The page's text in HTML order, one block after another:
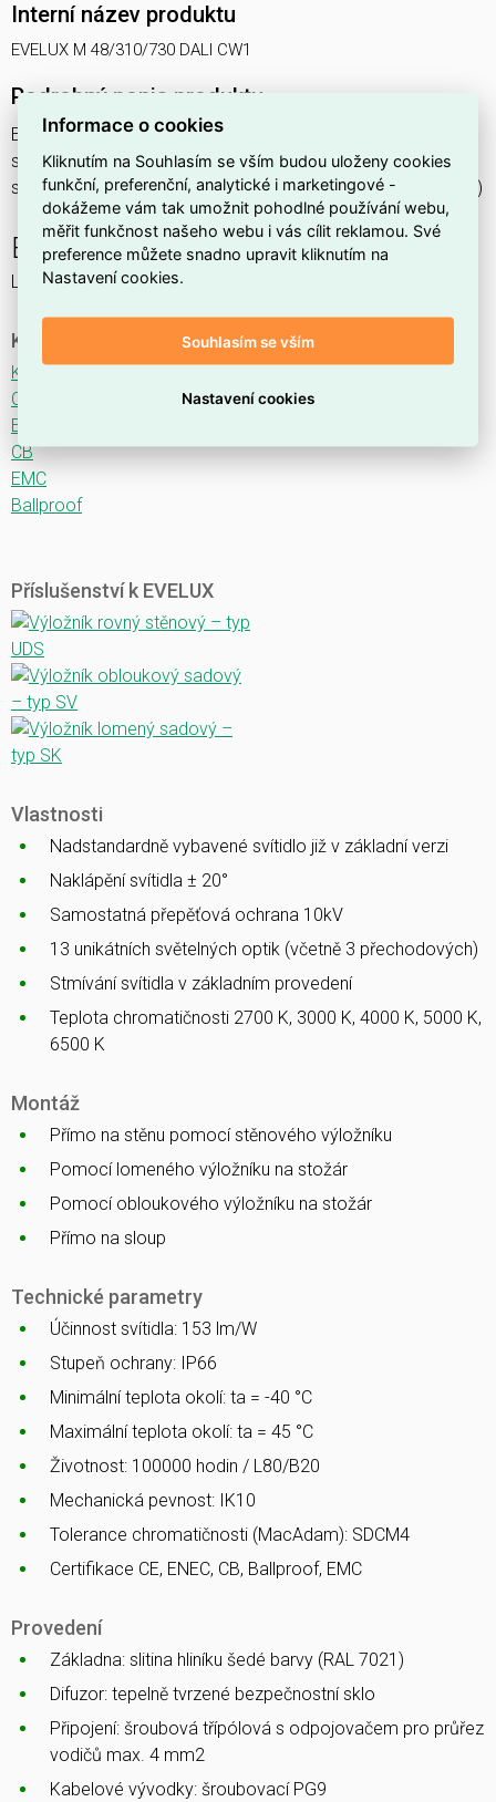
Interní název produktu
EVELUX M 48/310/730 DALI CW1
Podrobný popis produktu
EVELUX M 48/310/730 DALI CW1 54W IP66
svítidlo pouliční s modulem LED, spektrum 730A3, regulace
stmívání ovládané DALI protokolem, optika CW1 (Crosswalk)
EVELUX
LED svítidlo pro osvětlení komunikací.
Ke stažení
Katalogový list
CE
ENEC
CB
EMC
Ballproof
Příslušenství k EVELUX
Vlastnosti
Nadstandardně vybavené svítidlo již v základní verzi
Naklápění svítidla ± 20°
Samostatná přepěťová ochrana 10kV
13 unikátních světelných optik (včetně 3 přechodových)
Stmívání svítidla v základním provedení
Teplota chromatičnosti 2700 K, 3000 K, 4000 K, 5000 K,
6500 K
Montáž
Přímo na stěnu pomocí stěnového výložníku
Pomocí lomeného výložníku na stožár
Pomocí obloukového výložníku na stožár
Přímo na sloup
Technické parametry
Účinnost svítidla: 153 lm/W
Stupeň ochrany: IP66
Minimální teplota okolí: ta = -40 °C
Maximální teplota okolí: ta = 45 °C
Životnost: 100000 hodin / L80/B20
Mechanická pevnost: IK10
Tolerance chromatičnosti (MacAdam): SDCM4
Certifikace CE, ENEC, CB, Ballproof, EMC
Provedení
Základna: slitina hliníku šedé barvy (RAL 7021)
Difuzor: tepelně tvrzené bezpečnostní sklo
Připojení: šroubová třípólová s odpojovačem pro průřez
vodičů max. 4 mm2
Kabelové vývodky: šroubovací PG9
Informace o cookies
Kliknutím na Souhlasím se vším budou uloženy cookies
funkční, preferenční, analytické i marketingové -
dokážeme vám tak umožnit pohodlné používání webu,
měřit funkčnost našeho webu i vás cílit reklamou. Své
preference můžete snadno upravit kliknutím na
Nastavení cookies.
Souhlasím se vším
Nastavení cookies